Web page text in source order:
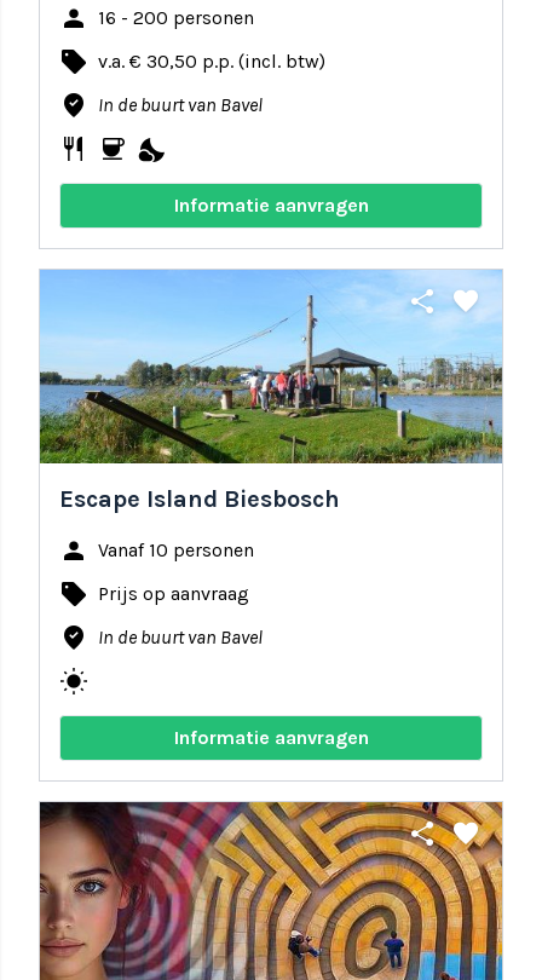
person 16 - 200 personen
local_offer v.a. € 30,50 p.p. (incl. btw)
where_to_vote In de buurt van Bavel
restaurant coffee nights_stay
Informatie aanvragen
share favorite
Escape Island Biesbosch
person Vanaf 10 personen
local_offer Prijs op aanvraag
where_to_vote In de buurt van Bavel
wb_sunny
Informatie aanvragen
share favorite